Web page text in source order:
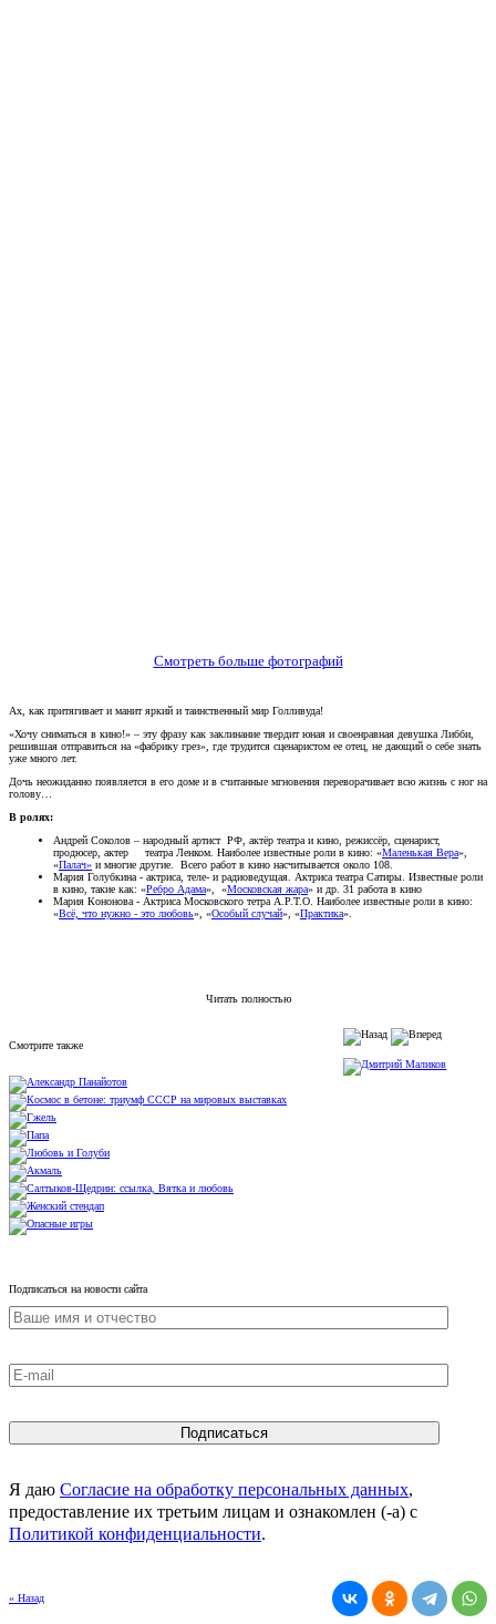
Смотреть больше фотографий
Ах, как притягивает и манит яркий и таинственный мир Голливуда!
«Хочу сниматься в кино!» – эту фразу как заклинание твердит юная и своенравная девушка Либби,
решившая отправиться на «фабрику грез», где трудится сценаристом ее отец, не дающий о себе знать
уже много лет.
Дочь неожиданно появляется в его доме и в считанные мгновения переворачивает всю жизнь с ног на
голову…
В ролях:
Андрей Соколов – народный артист РФ, актёр театра и кино, режиссёр, сценарист,
продюсер, актер театра Ленком. Наиболее известные роли в кино: «Маленькая Вера»,
«Палач» и многие другие. Всего работ в кино насчитывается около 108.
Мария Голубкина - актриса, теле- и радиоведущая. Актриса театра Сатиры. Известные роли
в кино, такие как: «Ребро Адама», «Московская жара» и др. 31 работа в кино
Мария Кононова - Актриса Московского тетра А.Р.Т.О. Наиболее известные роли в кино:
«Всё, что нужно - это любовь», «Особый случай», «Практика».
Читать полностью
Смотрите также
Подписаться на новости сайта
Я даю Согласие на обработку персональных данных,
предоставление их третьим лицам и ознакомлен (-а) c
Политикой конфиденциальности.
« Назад